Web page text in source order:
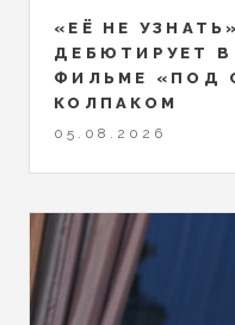
«ЕЁ НЕ
ДЕБЮТИРУЕТ
ФИЛЬМЕ «ПОД
КОЛПАКОМ
05.08.2026